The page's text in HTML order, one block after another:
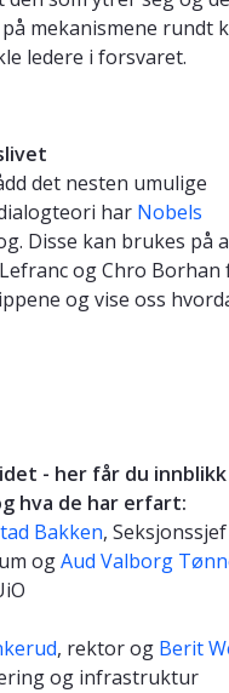
mekanismene rundt
ledere i forsvaret.
det nesten umulige
har Nobels
Disse kan brukes på
og Chro Borhan
og vise oss
- her får du innblikk
hva de har erfart:
Bakken,
ogAud Valborg
, rektor og Berit
og infrastruktur